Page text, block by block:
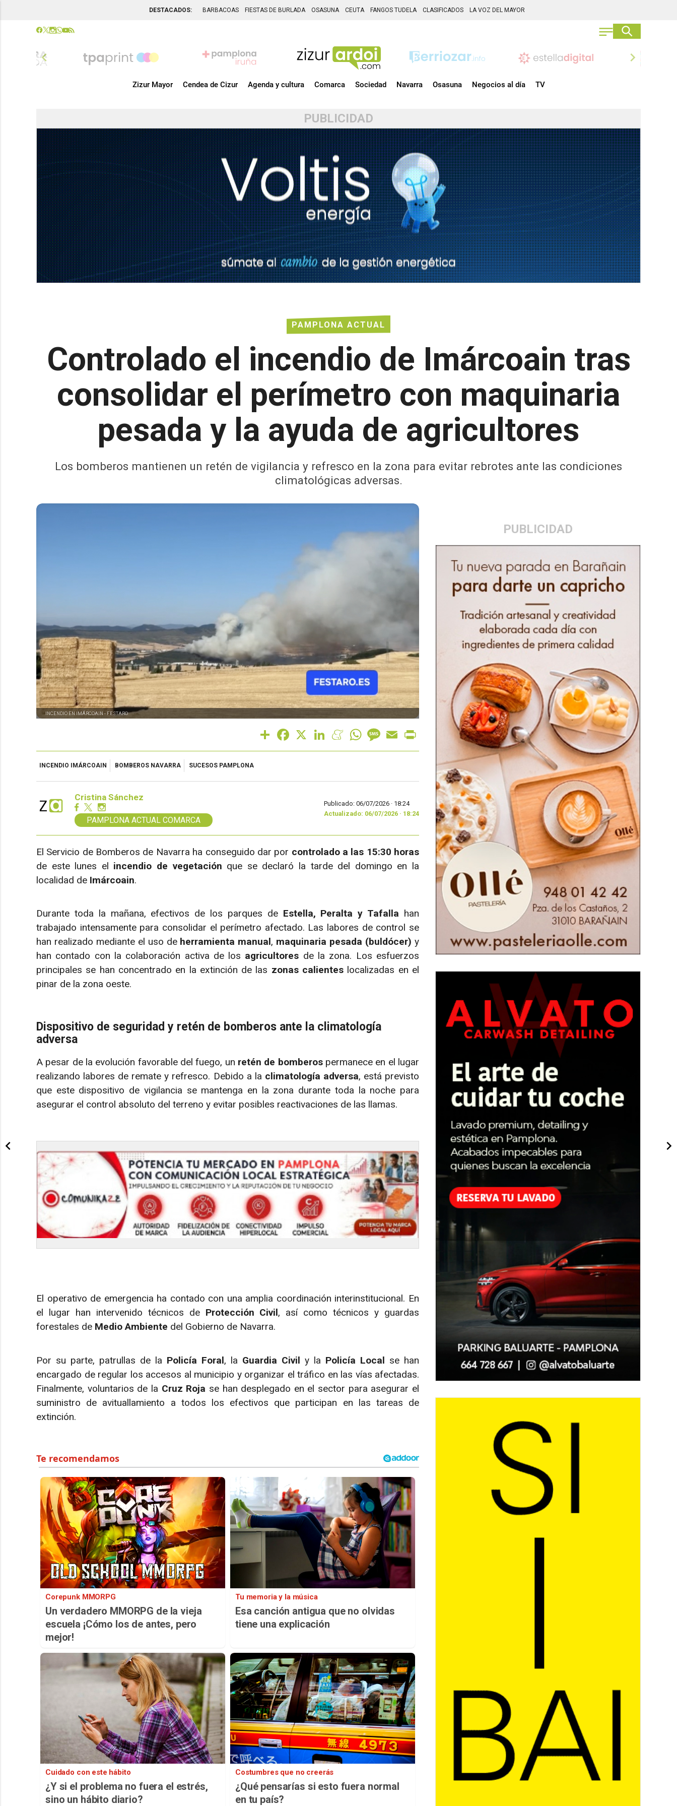
DESTACADOS: BARBACOAS FIESTAS DE BURLADA OSASUNA CEUTA FANGOS TUDELA CLASIFICADOS LA VOZ DEL MAYOR
chevron_left chevron_right
Zizur Mayor Cendea de Cizur Agenda y cultura Comarca Sociedad Navarra Osasuna Negocios al día TV
PUBLICIDAD
PAMPLONA ACTUAL
Controlado el incendio de Imárcoain tras
consolidar el perímetro con maquinaria
pesada y la ayuda de agricultores
Los bomberos mantienen un retén de vigilancia y refresco en la zona para evitar rebrotes ante las condiciones
climatológicas adversas.
PUBLICIDAD
INCENDIO EN IMÁRCOAIN - FESTARO
Share Facebook LinkedInMeneameWhatsAppMessage
Email
INCENDIO IMÁRCOAIN BOMBEROS NAVARRA SUCESOS PAMPLONA
Cristina Sánchez
PAMPLONA ACTUAL COMARCA
Publicado: 06/07/2026 · 18:24
Actualizado: 06/07/2026 · 18:24
El Servicio de Bomberos de Navarra ha conseguido dar por controlado a las 15:30 horas
de este lunes el incendio de vegetación que se declaró la tarde del domingo en la
localidad de Imárcoain.
Durante toda la mañana, efectivos de los parques de Estella, Peralta y Tafalla han
trabajado intensamente para consolidar el perímetro afectado. Las labores de control se
han realizado mediante el uso de herramienta manual, maquinaria pesada (buldócer) y
han contado con la colaboración activa de los agricultores de la zona. Los esfuerzos
principales se han concentrado en la extinción de las zonas calientes localizadas en el
pinar de la zona oeste.
Dispositivo de seguridad y retén de bomberos ante la climatología
adversa
A pesar de la evolución favorable del fuego, un retén de bomberospermanece en el lugar
realizando labores de remate y refresco. Debido a la climatología adversa, está previsto
que este dispositivo de vigilancia se mantenga en la zona durante toda la noche para
asegurar el control absoluto del terreno y evitar posibles reactivaciones de las llamas.
El operativo de emergencia ha contado con una amplia coordinación interinstitucional. En
el lugar han intervenido técnicos de Protección Civil, así como técnicos y guardas
forestales de Medio Ambiente del Gobierno de Navarra.
Por su parte, patrullas de la Policía Foral, la Guardia Civil y la Policía Local se han
encargado de regular los accesos al municipio y organizar el tráfico en las vías afectadas.
Finalmente, voluntarios de la Cruz Roja se han desplegado en el sector para asegurar el
suministro de avituallamiento a todos los efectivos que participan en las tareas de
extinción.
Corepunk MMORPG
Un verdadero MMORPG de la vieja
escuela ¡Cómo los de antes, pero
mejor!
Tu memoria y la música
Esa canción antigua que no olvidas
tiene una explicación
Cuidado con este hábito
¿Y si el problema no fuera el estrés,
sino un hábito diario?
Costumbres que no creerás
¿Qué pensarías si esto fuera normal
en tu país?